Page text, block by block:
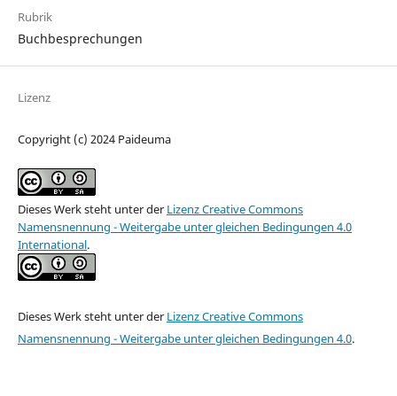
Rubrik
Buchbesprechungen
Lizenz
Copyright (c) 2024 Paideuma
Dieses Werk steht unter der Lizenz Creative Commons
Namensnennung - Weitergabe unter gleichen Bedingungen 4.0
International.
Dieses Werk steht unter der Lizenz Creative Commons
Namensnennung - Weitergabe unter gleichen Bedingungen 4.0.